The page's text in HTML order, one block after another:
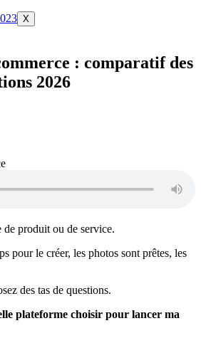
X
: comparatif des
2026
de produit ou de service.
pour le créer, les photos sont prêtes, les
des tas de questions.
plateforme choisir pour lancer ma